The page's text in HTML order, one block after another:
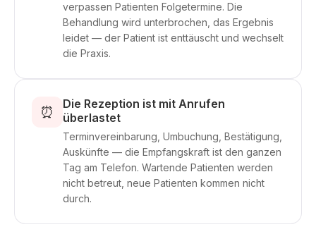
verpassen Patienten Folgetermine. Die
Behandlung wird unterbrochen, das Ergebnis
leidet — der Patient ist enttäuscht und wechselt
die Praxis.
⏰
Die Rezeption ist mit Anrufen
überlastet
Terminvereinbarung, Umbuchung, Bestätigung,
Auskünfte — die Empfangskraft ist den ganzen
Tag am Telefon. Wartende Patienten werden
nicht betreut, neue Patienten kommen nicht
durch.